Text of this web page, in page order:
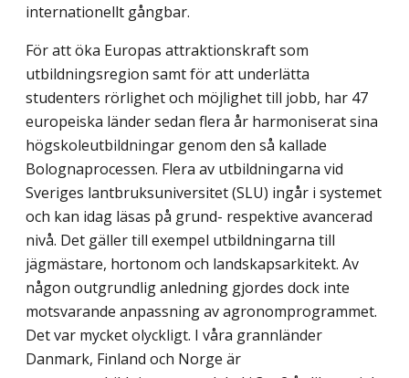
internationellt gångbar.
För att öka Europas attraktionskraft som
utbildningsregion samt för att underlätta
studenters rörlighet och möjlighet till jobb, har 47
europeiska länder sedan flera år harmoniserat sina
högskoleutbildningar genom den så kallade
Bolognaprocessen. Flera av utbildningarna vid
Sveriges lantbruksuniversitet (SLU) ingår i systemet
och kan idag läsas på grund- respektive avancerad
nivå. Det gäller till exempel utbildningarna till
jägmästare, hortonom och landskapsarkitekt. Av
någon outgrundlig anledning gjordes dock inte
motsvarande anpassning av agronomprogrammet.
Det var mycket olyckligt. I våra grannländer
Danmark, Finland och Norge är